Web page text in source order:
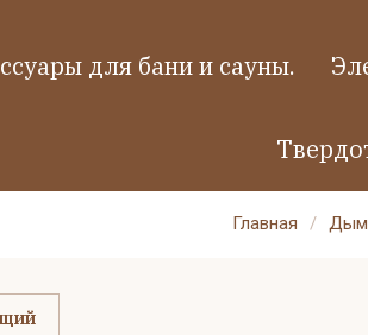
для бани и сауны.
Главная /